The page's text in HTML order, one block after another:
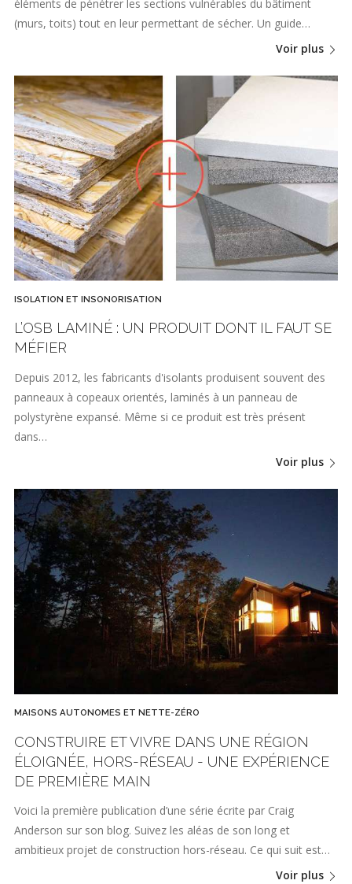
éléments de pénétrer les sections vulnérables du bâtiment
(murs, toits) tout en leur permettant de sécher. Un guide…
Voir plus
ISOLATION ET INSONORISATION
L’OSB LAMINÉ : UN PRODUIT DONT IL FAUT SE
MÉFIER
Depuis 2012, les fabricants d'isolants produisent souvent des
panneaux à copeaux orientés, laminés à un panneau de
polystyrène expansé. Même si ce produit est très présent
dans…
Voir plus
MAISONS AUTONOMES ET NETTE-ZÉRO
CONSTRUIRE ET VIVRE DANS UNE RÉGION
ÉLOIGNÉE, HORS-RÉSEAU - UNE EXPÉRIENCE
DE PREMIÈRE MAIN
Voici la première publication d’une série écrite par Craig
Anderson sur son blog. Suivez les aléas de son long et
ambitieux projet de construction hors-réseau. Ce qui suit est…
Voir plus